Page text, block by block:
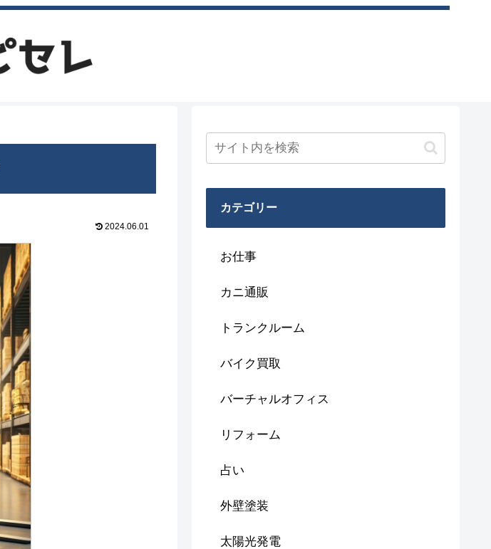
2024.06.01
カテゴリー
お仕事
カニ通販
トランクルーム
バイク買取
バーチャルオフィス
リフォーム
占い
外壁塗装
太陽光発電